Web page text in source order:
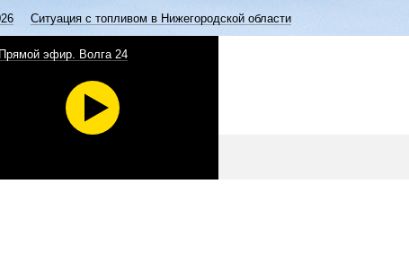
Ситуация с топливом в Нижегородской области
Прямой эфир. Волга 24